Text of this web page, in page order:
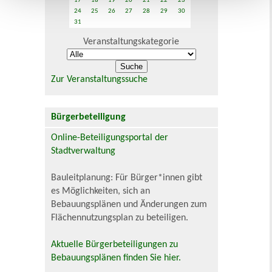
24
25 26 27 28 29
30
31
Veranstaltungskategorie
Zur Veranstaltungssuche
Bürgerbeteiligung
Online-Beteiligungsportal der
Stadtverwaltung
Bauleitplanung: Für Bürger*innen gibt
es Möglichkeiten, sich an
Bebauungsplänen und Änderungen zum
Flächennutzungsplan zu beteiligen.
Aktuelle Bürgerbeteiligungen zu
Bebauungsplänen finden Sie hier.